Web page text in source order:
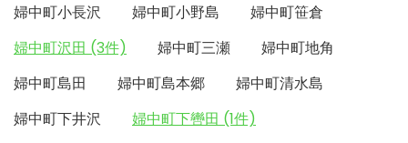
婦中町小長沢
婦中町小野島
婦中町笹倉
婦中町沢田 (3件)
婦中町三瀬
婦中町地角
婦中町島田
婦中町島本郷
婦中町清水島
婦中町下井沢
婦中町下轡田 (1件)